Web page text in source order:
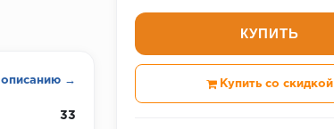
описанию →
33
КУПИТЬ
Купить со скидкой